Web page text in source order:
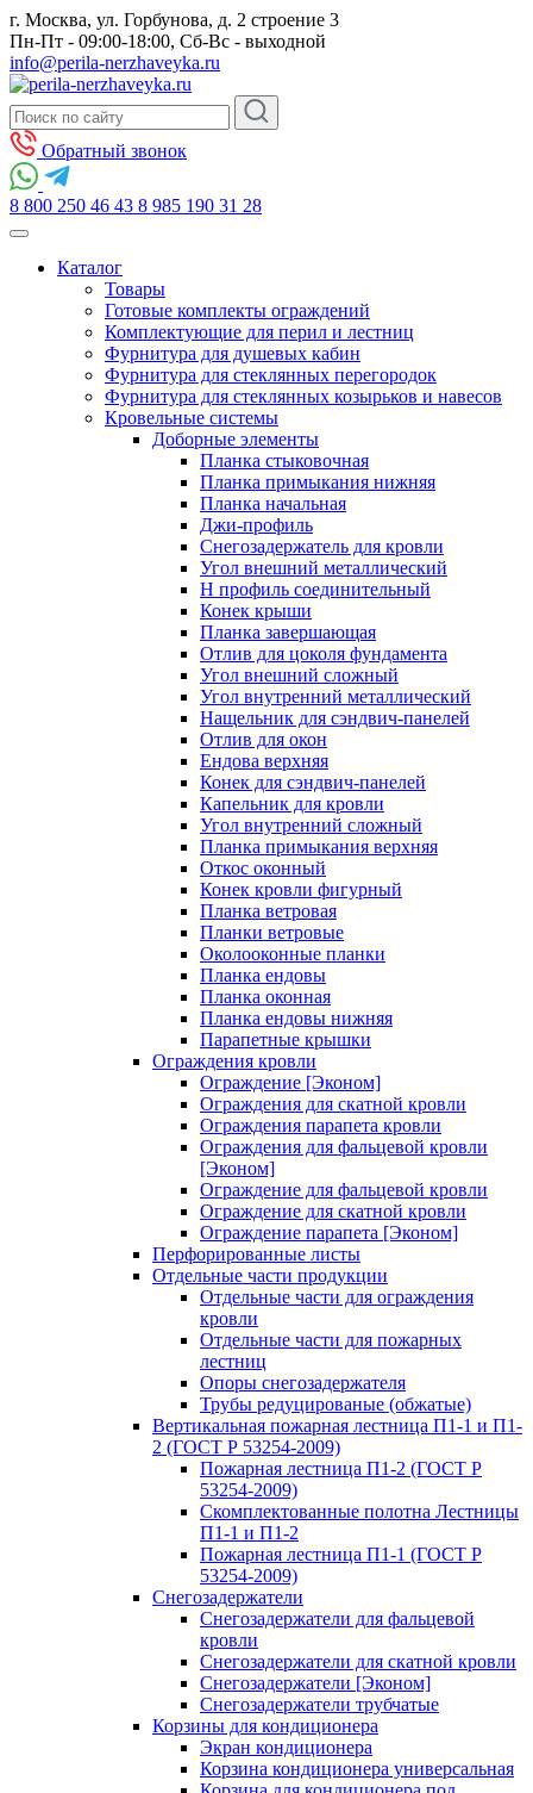
г. Москва, ул. Горбунова, д. 2 строение 3
Пн-Пт - 09:00-18:00, Сб-Вс - выходной
info@perila-nerzhaveyka.ru
Обратный звонок
8 800 250 46 43 8 985 190 31 28
Каталог
Товары
Готовые комплекты ограждений
Комплектующие для перил и лестниц
Фурнитура для душевых кабин
Фурнитура для стеклянных перегородок
Фурнитура для стеклянных козырьков и навесов
Кровельные системы
Доборные элементы
Планка стыковочная
Планка примыкания нижняя
Планка начальная
Джи-профиль
Снегозадержатель для кровли
Угол внешний металлический
Н профиль соединительный
Конек крыши
Планка завершающая
Отлив для цоколя фундамента
Угол внешний сложный
Угол внутренний металлический
Нащельник для сэндвич-панелей
Отлив для окон
Ендова верхняя
Конек для сэндвич-панелей
Капельник для кровли
Угол внутренний сложный
Планка примыкания верхняя
Откос оконный
Конек кровли фигурный
Планка ветровая
Планки ветровые
Околооконные планки
Планка ендовы
Планка оконная
Планка ендовы нижняя
Парапетные крышки
Ограждения кровли
Ограждение [Эконом]
Ограждения для скатной кровли
Ограждения парапета кровли
Ограждения для фальцевой кровли
[Эконом]
Ограждение для фальцевой кровли
Ограждение для скатной кровли
Ограждение парапета [Эконом]
Перфорированные листы
Отдельные части продукции
Отдельные части для ограждения
кровли
Отдельные части для пожарных
лестниц
Опоры снегозадержателя
Трубы редуцированые (обжатые)
Вертикальная пожарная лестница П1-1 и П1-
2 (ГОСТ Р 53254-2009)
Пожарная лестница П1-2 (ГОСТ Р
53254-2009)
Скомплектованные полотна Лестницы
П1-1 и П1-2
Пожарная лестница П1-1 (ГОСТ Р
53254-2009)
Снегозадержатели
Снегозадержатели для фальцевой
кровли
Снегозадержатели для скатной кровли
Снегозадержатели [Эконом]
Снегозадержатели трубчатые
Корзины для кондиционера
Экран кондиционера
Корзина кондиционера универсальная